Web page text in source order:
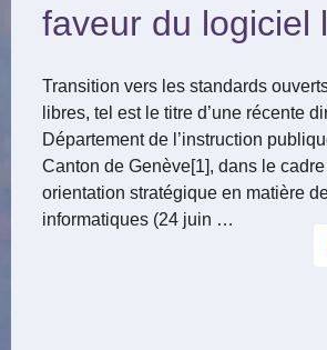
faveur du logiciel
Transition vers les standards
libres, tel est le titre d’une récente
Département de l’instruction
Canton de Genève[1], dans le
orientation stratégique en matière
informatiques (24 juin …